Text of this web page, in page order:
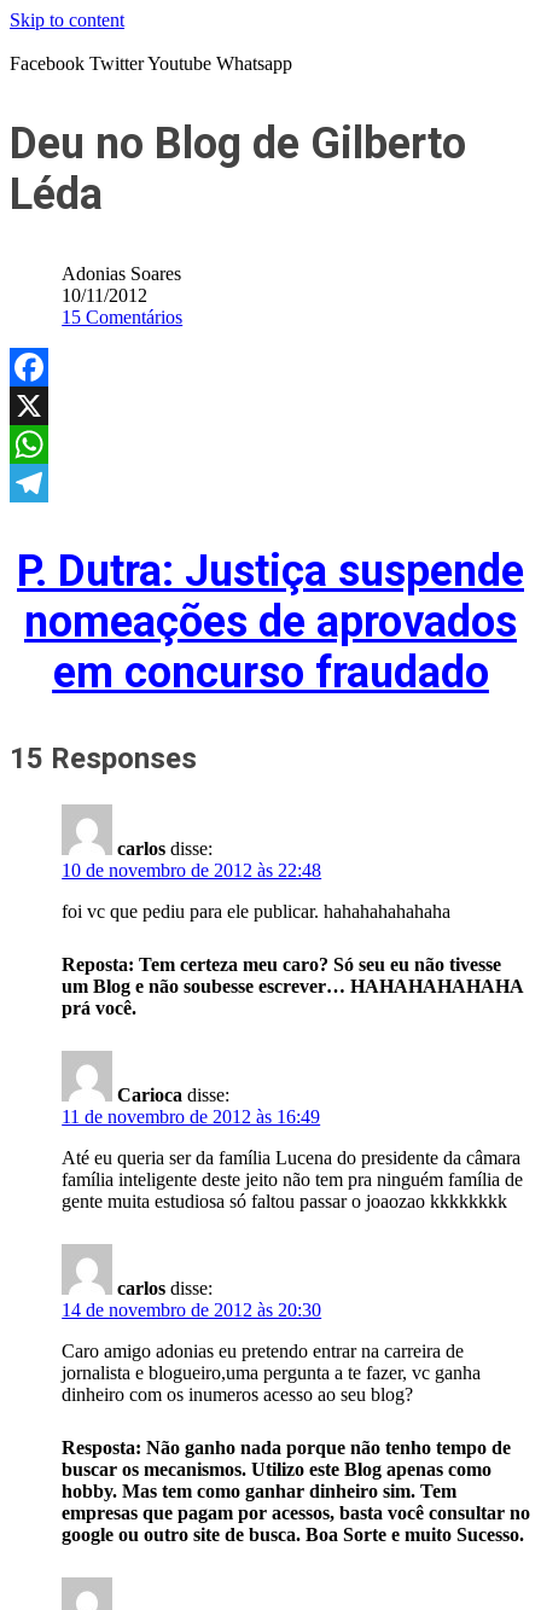
Skip to content
Facebook TwitterYoutube Whatsapp
Deu no Blog de Gilberto
Léda
Adonias Soares
10/11/2012
15 Comentários
Facebook
X
WhatsApp
P. Dutra: Justiça suspende
nomeações de aprovados
em concurso fraudado
15 Responses
carlos disse:
10 de novembro de 2012 às 22:48
foi vc que pediu para ele publicar. hahahahahahaha
Reposta: Tem certeza meu caro? Só seu eu não tivesse
um Blog e não soubesse escrever… HAHAHAHAHAHA
prá você.
Carioca disse:
11 de novembro de 2012 às 16:49
Até eu queria ser da família Lucena do presidente da câmara
família inteligente deste jeito não tem pra ninguém família de
gente muita estudiosa só faltou passar o joaozao kkkkkkkk
carlos disse:
14 de novembro de 2012 às 20:30
Caro amigo adonias eu pretendo entrar na carreira de
jornalista e blogueiro,uma pergunta a te fazer, vc ganha
dinheiro com os inumeros acesso ao seu blog?
Resposta: Não ganho nada porque não tenho tempo de
buscar os mecanismos. Utilizo este Blog apenas como
hobby. Mas tem como ganhar dinheiro sim. Tem
empresas que pagam por acessos, basta você consultar no
google ou outro site de busca. Boa Sorte e muito Sucesso.